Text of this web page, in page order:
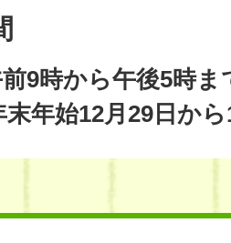
9時から午後5時ま
末年始12月29日か